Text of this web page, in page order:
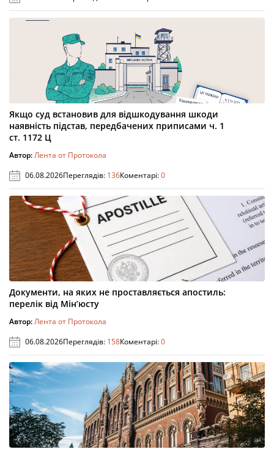
Якщо суд встановив для відшкодування шкоди
наявність підстав, передбачених приписами ч. 1
ст. 1172 Ц
Автор:Лента от Протокола
06.08.2026Переглядів: 136Коментарі:0
Документи, на яких не проставляється апостиль:
перелік від Мін’юсту
Автор:Лента от Протокола
06.08.2026Переглядів: 158Коментарі:0